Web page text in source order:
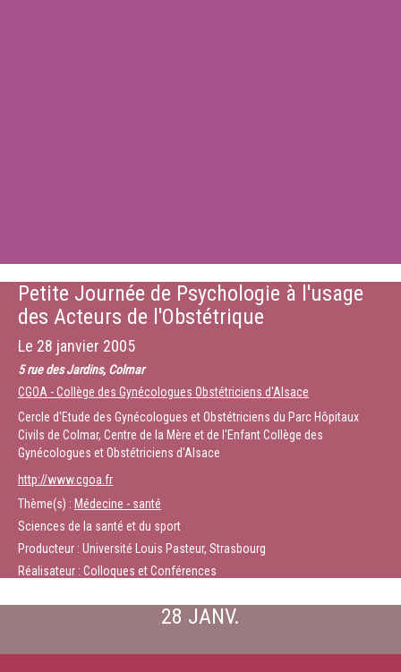
Petite Journée de Psychologie à l'usage
des Acteurs de l'Obstétrique
Le 28 janvier 2005
5 rue des Jardins, Colmar
CGOA - Collège des Gynécologues Obstétriciens d'Alsace
Cercle d'Etude des Gynécologues et Obstétriciens du Parc Hôpitaux
Civils de Colmar, Centre de la Mère et de l'Enfant Collège des
Gynécologues et Obstétriciens d'Alsace
http://www.cgoa.fr
Thème(s) : Médecine - santé
Sciences de la santé et du sport
Producteur : Université Louis Pasteur, Strasbourg
Réalisateur : Colloques et Conférences
28 JANV.